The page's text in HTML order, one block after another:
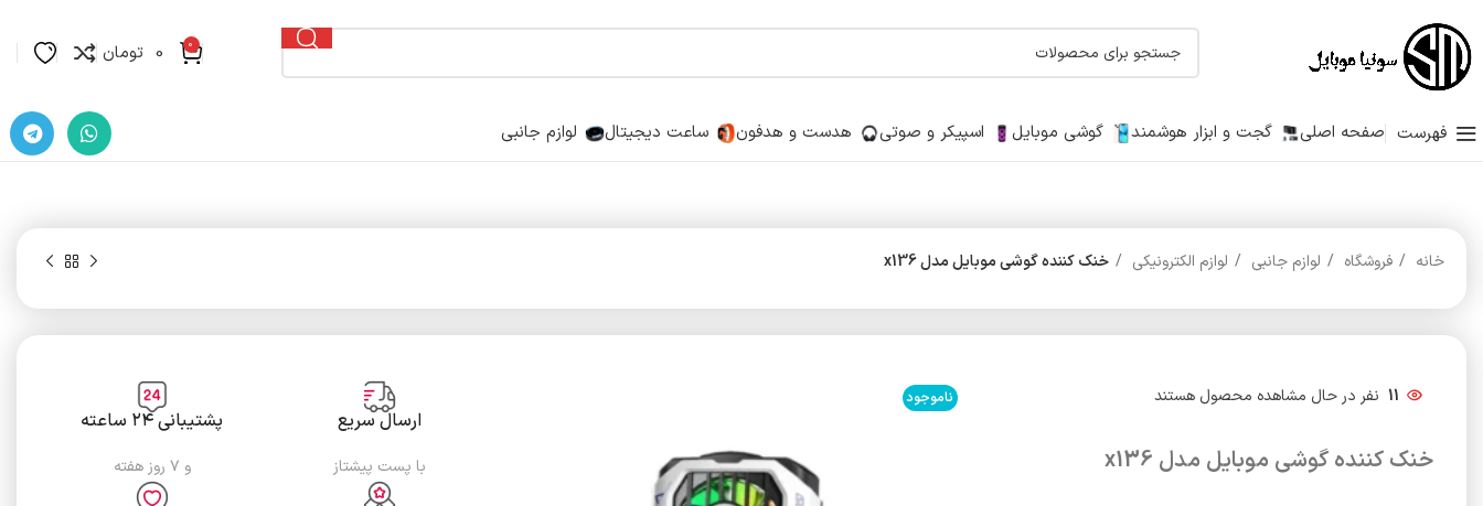
0
0 تومان
فهرست صفحه اصلی گجت و ابزار هوشمند گوشی موبایل اسپیکر و صوتی هدست و هدفون ساعت دیجیتال لوازم جانبی
خانه فروشگاه لوازم جانبی لوازم الکترونیکی خنک کننده گوشی موبایل مدل x136
تومان
11 نفر در حال مشاهده محصول هستند
خنک کننده گوشی موبایل مدل x136
ناموجود
ارسال سریع
با پست پیشتاز
پشتیبانی ۲۴ ساعته
و ۷ روز هفته